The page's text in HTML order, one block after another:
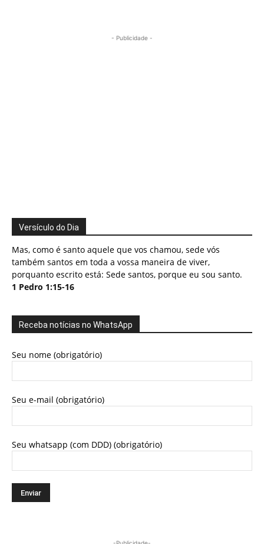
- Publicidade -
Versículo do Dia
Mas, como é santo aquele que vos chamou, sede vós
também santos em toda a vossa maneira de viver,
porquanto escrito está: Sede santos, porque eu sou santo.
1 Pedro 1:15-16
Receba notícias no WhatsApp
Seu nome (obrigatório)
Seu e-mail (obrigatório)
Seu whatsapp (com DDD) (obrigatório)